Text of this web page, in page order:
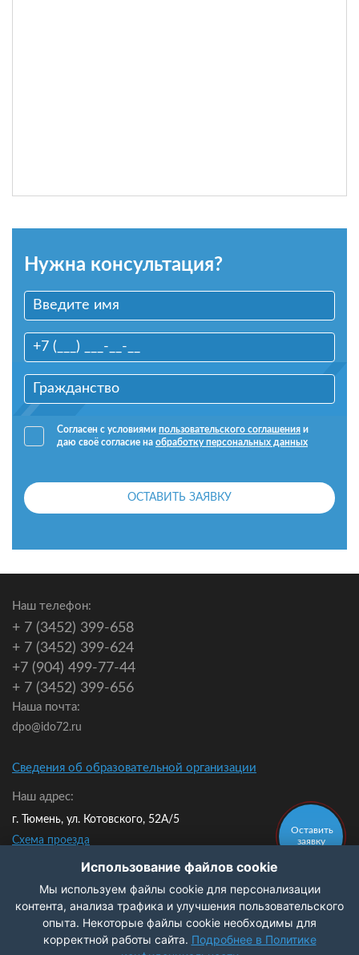
Оставить
заявку
Заказать
звонок
Нужна консультация?
Согласен с условиями пользовательского соглашения и
даю своё согласие на обработку персональных данных
ОСТАВИТЬ ЗАЯВКУ
Наш телефон:
+ 7 (3452) 399-658
+ 7 (3452) 399-624
+7 (904) 499-77-44
+ 7 (3452) 399-656
Наша почта:
dpo@ido72.ru
Сведения об образовательной организации
Наш адрес:
г. Тюмень, ул. Котовского, 52А/5
Схема проезда
Мы в контакте:
Политика конфиденциальности
© 2009-2026 ЧОУ ДПО ИДО
Использование файлов cookie
Мы используем файлы cookie для персонализации
контента, анализа трафика и улучшения пользовательского
опыта. Некоторые файлы cookie необходимы для
корректной работы сайта. Подробнее в Политике